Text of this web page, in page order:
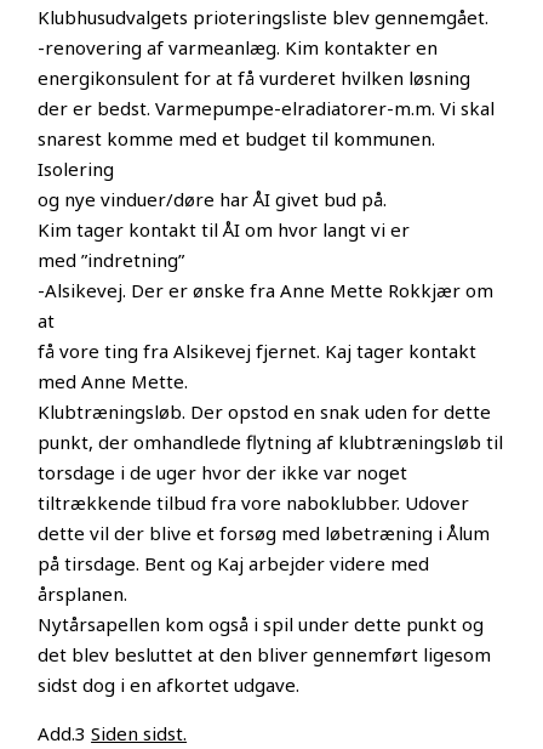
Klubhusudvalgets prioteringsliste blev gennemgået.
-renovering af varmeanlæg. Kim kontakter en
energikonsulent for at få vurderet hvilken løsning
der er bedst. Varmepumpe-elradiatorer-m.m. Vi skal
snarest komme med et budget til kommunen.
Isolering
og nye vinduer/døre har ÅI givet bud på.
Kim tager kontakt til ÅI om hvor langt vi er
med ”indretning”
-Alsikevej. Der er ønske fra Anne Mette Rokkjær om
at
få vore ting fra Alsikevej fjernet. Kaj tager kontakt
med Anne Mette.
Klubtræningsløb. Der opstod en snak uden for dette
punkt, der omhandlede flytning af klubtræningsløb til
torsdage i de uger hvor der ikke var noget
tiltrækkende tilbud fra vore naboklubber. Udover
dette vil der blive et forsøg med løbetræning i Ålum
på tirsdage. Bent og Kaj arbejder videre med
årsplanen.
Nytårsapellen kom også i spil under dette punkt og
det blev besluttet at den bliver gennemført ligesom
sidst dog i en afkortet udgave.
Add.3Siden sidst.